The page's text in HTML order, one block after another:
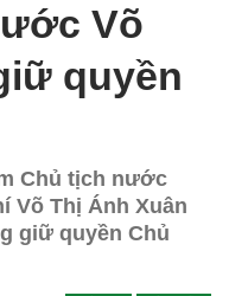
Võ
quyền
Chủ tịch nước
Võ Thị Ánh Xuân
giữ quyền Chủ